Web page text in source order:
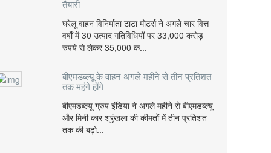
तैयारी
घरेलू वाहन विनिर्माता टाटा मोटर्स ने अगले चार वित्त
वर्षों में 30 उत्पाद गतिविधियों पर 33,000 करोड़
रुपये से लेकर 35,000 क...
बीएमडब्ल्यू के वाहन अगले महीने से तीन प्रतिशत
तक महंगे होंगे
बीएमडब्ल्यू ग्रुप इंडिया ने अगले महीने से बीएमडब्ल्यू
और मिनी कार श्रृंखला की कीमतों में तीन प्रतिशत
तक की बढ़ो...